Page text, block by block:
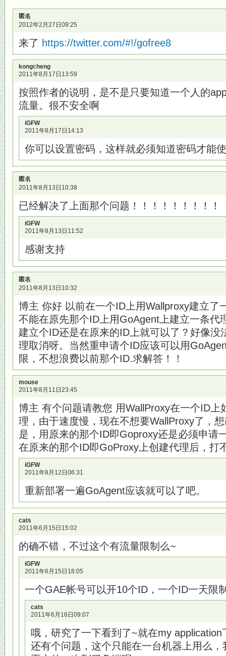
匿名
2012年2月27日09:25
来了 https://twitter.com/#!/gofree8
kongcheng
2011年8月17日13:59
按照作者的说明，是不是只要知道一个人的
流量。很不安全啊
iGFW
2011年8月17日14:13
你可以设置密码，这样就必须知道密码才能
匿名
2011年8月13日10:38
已经解决了上面那个问题！！！！！！！！！
iGFW
2011年8月13日11:52
感谢支持
匿名
2011年8月13日10:32
博主 你好 以前在一个ID上用Wallproxy建立了
不能在原先那个ID上用GoAgent上建立一条代
建立个ID还是在原来的ID上就可以了？好像没
理取消呀。当然重申请个ID应该可以用
限，不想浪费以前那个ID.求解答！！
mouse
2011年8月11日23:45
博主 有个问题请教您 用WallProxy在一个ID上
理，由于速度慢，现在不想要WallProxy了，
是，用原来的那个ID即Goproxy还是必须申请
在原来的那个ID即GoProxy上创建代理后，打
iGFW
2011年8月12日06:31
重新部署一遍GoAgent应该就可以了吧。
cats
2011年6月15日15:02
的确不错，不过这个有流量限制么~
iGFW
2011年6月15日18:05
一个GAE帐号可以开10个ID，一个ID一天限
cats
2011年6月16日09:07
哦，研究了一下看到了~就在my application
还有个问题，这个只能在一台机器上用么